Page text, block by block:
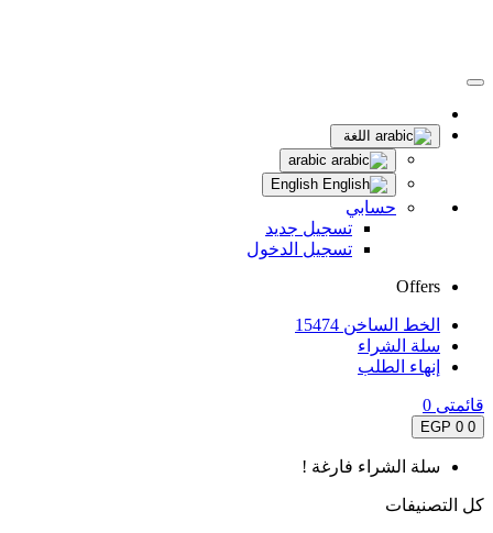
اللغة
حسابي
تسجيل جديد
تسجيل الدخول
Offers
الخط الساخن 15474
سلة الشراء
إنهاء الطلب
قائمتى 0
0
0 EGP
سلة الشراء فارغة !
كل التصنيفات